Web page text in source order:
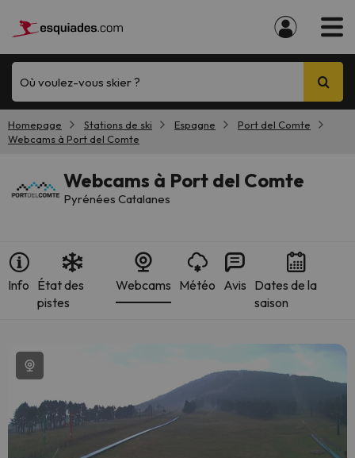
Où voulez-vous skier ?
Homepage Stations de ski Espagne
Port del Comte
Webcams à Port del Comte
Webcams à Port del Comte
Pyrénées Catalanes
Info État des
pistes
Webcams Météo Avis Dates de la
saison